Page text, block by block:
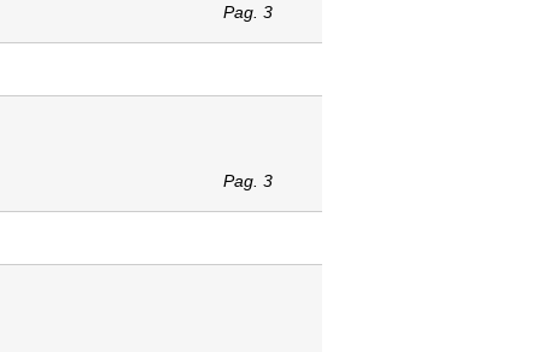
Pag. 3
Pag. 3